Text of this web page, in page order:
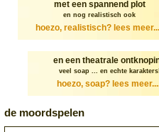
met een spannend plot
en nog realistisch ook
hoezo, realistisch? lees
en een theatrale
veel soap ... en echte
hoezo, soap? lees
de moordspelen